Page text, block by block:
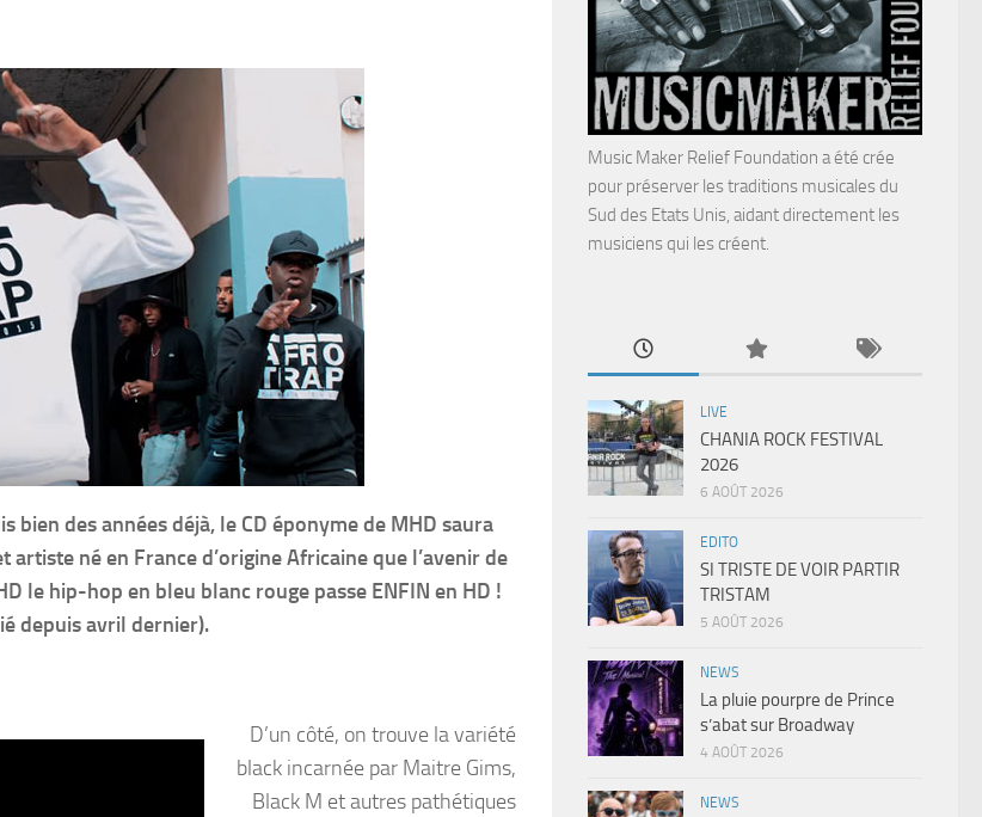
des années déjà, le CD éponyme de MHD saura
né en France d’origine Africaine que l’avenir de
le hip-hop en bleu blanc rouge passe ENFIN en HD !
depuis avril dernier).
D’un côté, on trouve la variété
black incarnée par Maitre Gims,
Black M et autres pathétiques
Music Maker Relief Foundation a été crée
pour préserver les traditions musicales du
Sud des Etats Unis, aidant directement les
musiciens qui les créent.
LIVE
CHANIA ROCK FESTIVAL
2026
6 AOÛT 2026
EDITO
SI TRISTE DE VOIR PARTIR
TRISTAM
5 AOÛT 2026
NEWS
La pluie pourpre de Prince
s’abat sur Broadway
4 AOÛT 2026
NEWS